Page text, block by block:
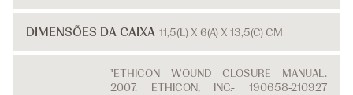
DIMENSÕES DA CAIXA 11,5(L) X 6(A) X 13,5(C) CM
¹ETHICON WOUND CLOSURE MANUAL.
2007. ETHICON, INC.- 190658-210927